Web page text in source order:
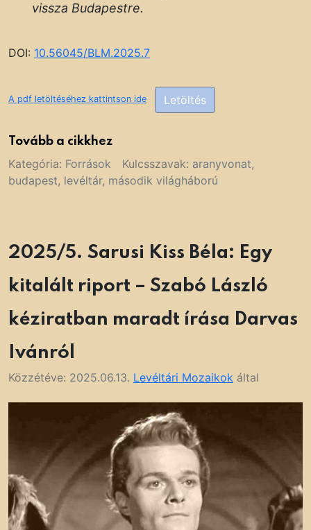
vissza Budapestre.
DOI: 10.56045/BLM.2025.7
A pdf letöltéséhez kattintson ide Letöltés
Tovább a cikkhez
Kategória: Források Kulcsszavak: aranyvonat,
budapest, levéltár, második világháború
2025/5. Sarusi Kiss Béla: Egy
kitalált riport – Szabó László
kéziratban maradt írása Darvas
Ivánról
Közzétéve: 2025.06.13. Levéltári Mozaikok által